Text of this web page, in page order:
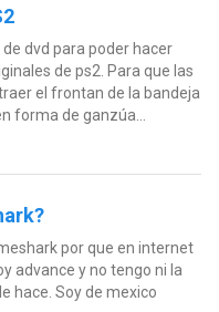
dvd para poder hacer
de ps2. Para que las
el frontan de la bandeja
forma de ganzúa...
por que en internet
advance y no tengo ni la
hace. Soy de mexico